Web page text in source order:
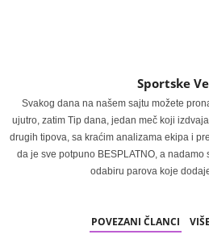
Sportske
Svakog dana na našem sajtu možete
ujutro, zatim Tip dana, jedan meč koji
drugih tipova, sa kraćim analizama ekipa i
da je sve potpuno BESPLATNO, a
odabiru parova koje
POVEZANI ČLANCI